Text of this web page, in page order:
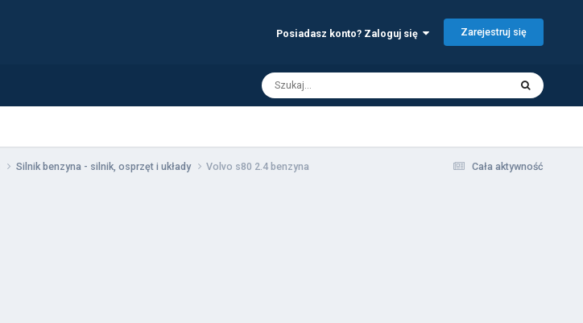
Posiadasz konto? Zaloguj się Zarejestruj się
Cała aktywność
Silnik benzyna - silnik, osprzęt i układy Volvo s80 2.4 benzyna